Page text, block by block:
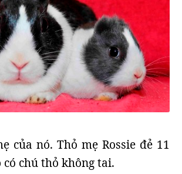
của nó. Thỏ mẹ Rossie đẻ 11
có chú thỏ không tai.